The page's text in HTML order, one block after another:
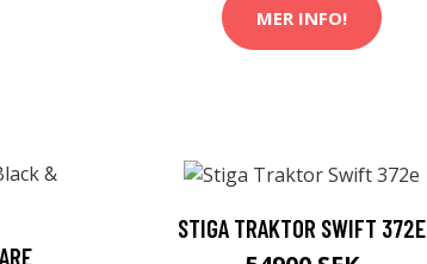
MER INFO!
STIGA TRAKTOR SWIFT 372E